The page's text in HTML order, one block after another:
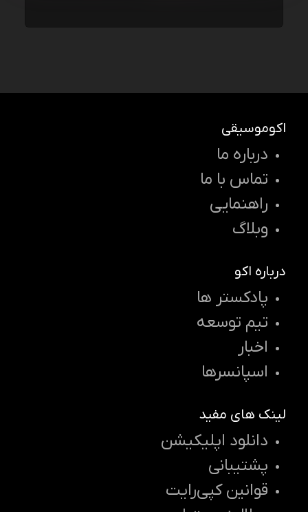
اکوموسیقی
درباره ما
تماس با ما
راهنمایی
وبلاگ
درباره اکو
پادکستر ها
تیم توسعه
اخبار
اسپانسرها
لینک های مفید
دانلود اپلیکیشن
پشتیبانی
قوانین کپی‌رایت